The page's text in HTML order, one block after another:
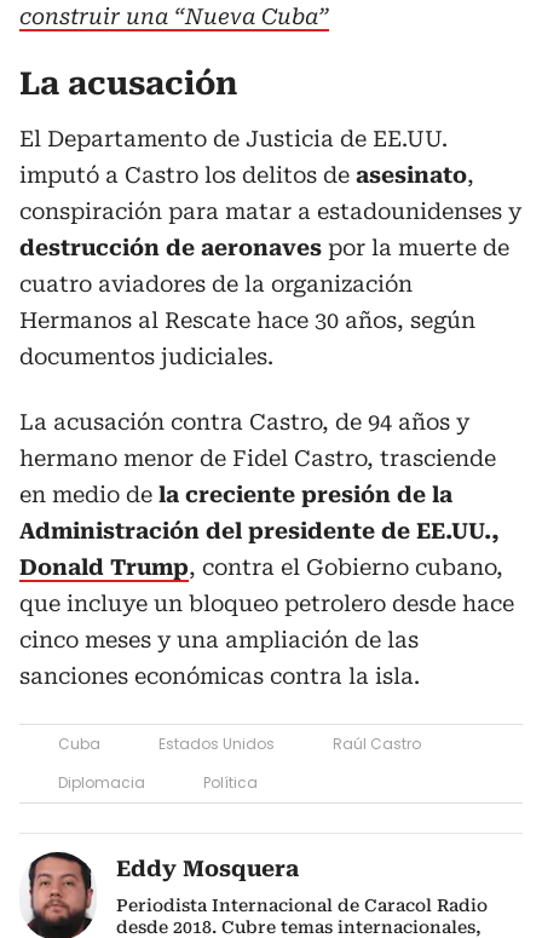
construir una “Nueva Cuba”
La acusación
El Departamento de Justicia de EE.UU.
imputó a Castro los delitos de asesinato,
conspiración para matar a estadounidenses y
destrucción de aeronaves por la muerte de
cuatro aviadores de la organización
Hermanos al Rescate hace 30 años, según
documentos judiciales.
La acusación contra Castro, de 94 años y
hermano menor de Fidel Castro, trasciende
en medio de la creciente presión de la
Administración del presidente de EE.UU.,
Donald Trump, contra el Gobierno cubano,
que incluye un bloqueo petrolero desde hace
cinco meses y una ampliación de las
sanciones económicas contra la isla.
Cuba Estados Unidos
Raúl Castro
Diplomacia
Política
Eddy Mosquera
Periodista Internacional de Caracol Radio
desde 2018. Cubre temas internacionales,